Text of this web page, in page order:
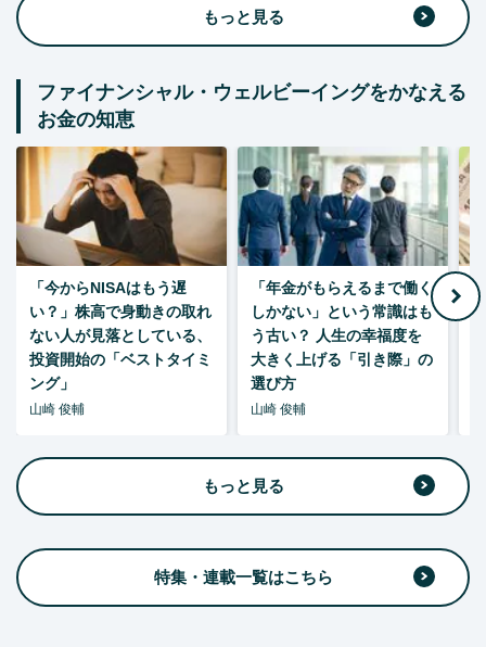
もっと見る
ファイナンシャル・ウェルビーイングをかなえる
お金の知恵
「今からNISAはもう遅
い？」株高で身動きの取れ
ない人が見落としている、
投資開始の「ベストタイミ
ング」
山崎 俊輔
「年金がもらえるまで働く
しかない」という常識はも
う古い？ 人生の幸福度を
大きく上げる「引き際」の
選び方
山崎 俊輔
もっと見る
特集・連載一覧はこちら